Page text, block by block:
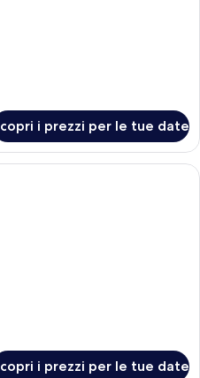
i prezzi per le tue date
Un soggiorno moderno con vista
i prezzi per le tue date